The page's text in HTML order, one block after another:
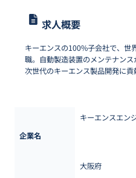
求人概要
キーエンスの100%子会社で、世
職。自動製造装置のメンテナンス
次世代のキーエンス製品開発に貢
企業名
キーエンスエン
大阪府